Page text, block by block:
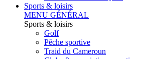
Sports & loisirs
MENU GÉNÉRAL
Sports & loisirs
Golf
Pêche sportive
Traid du Cameroun